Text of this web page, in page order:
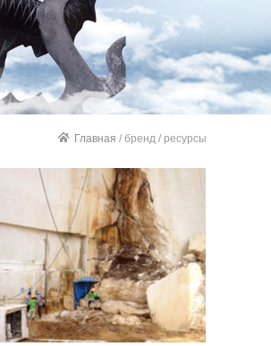
Главная / бренд / ресурсы